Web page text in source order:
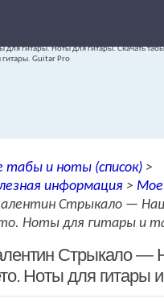
песен для гитары
табы и ноты (список) >
информация > Мое
Стрыкало —
Ноты для гитары и
Стрыкало —
Ноты для гитары